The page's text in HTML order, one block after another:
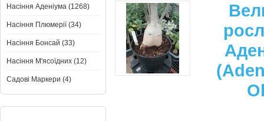
Насіння Аденіума (1268)
Насіння Плюмерії (34)
Насіння Бонсай (33)
Насіння М'ясоїдних (12)
Садові Маркери (4)